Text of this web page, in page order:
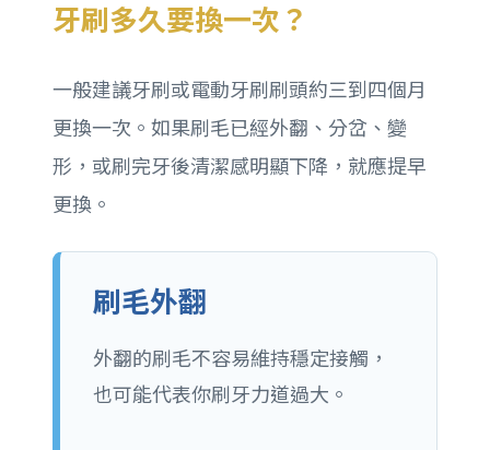
牙刷多久要換一次？
一般建議牙刷或電動牙刷刷頭約三到四個月
更換一次。如果刷毛已經外翻、分岔、變
形，或刷完牙後清潔感明顯下降，就應提早
更換。
刷毛外翻
外翻的刷毛不容易維持穩定接觸，
也可能代表你刷牙力道過大。